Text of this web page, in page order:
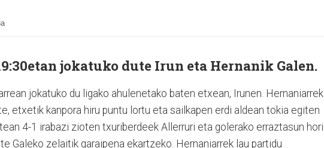
jokatuko dute Irun eta Hernanik Galen.
jokatuko du ligako ahulenetako baten etxean, Irunen. Hernaniarrek
etxetik kanpora hiru puntu lortu eta sailkapen erdi aldean tokia egiten
4-1 irabazi zioten txuriberdeek Allerruri eta golerako erraztasun hori
Galeko zelaitik garaipena ekartzeko. Hernaniarrek lau partidu